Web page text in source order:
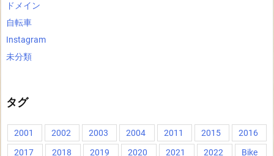
ドメイン
自転車
Instagram
未分類
タグ
2001 2002 2003 2004 2011 2015
2016
2017
2018 2019 2020 2021 2022
Bike